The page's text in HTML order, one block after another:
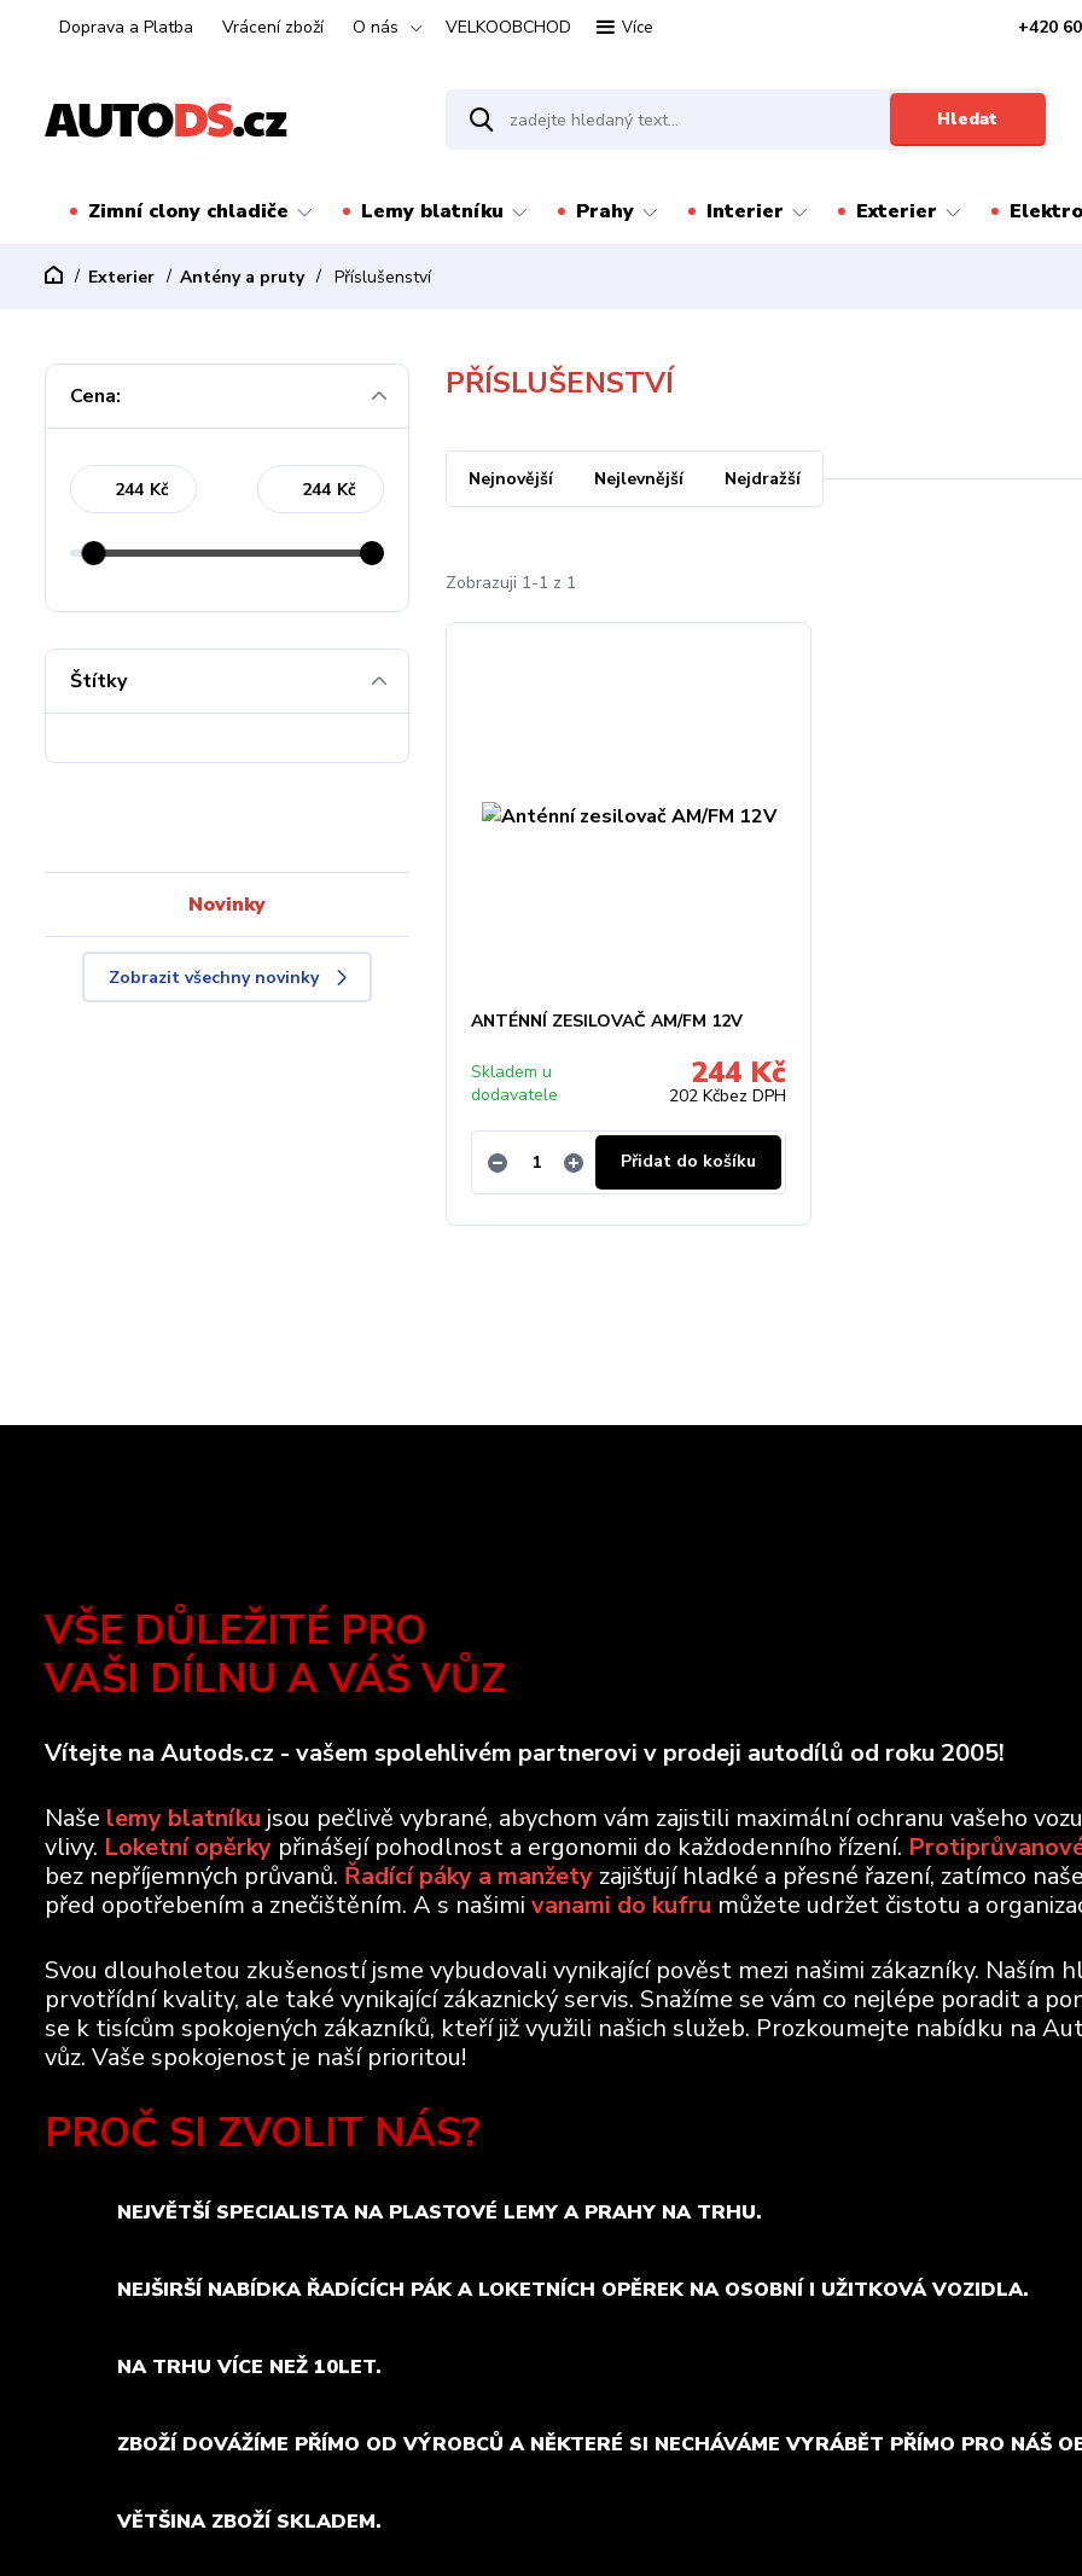
Doprava a Platba Vrácení zboží O nás VELKOOBCHOD Více
Hledat
+420
Zimní clony chladiče Lemy blatníku Prahy Interier Exterier Elektro
Exterier Antény a pruty Příslušenství
PŘÍSLUŠENSTVÍ
Nejnovější Nejlevnější Nejdražší
Zobrazuji 1-1 z 1
ANTÉNNÍ ZESILOVAČ AM/FM 12V
244 Kč
202 Kčbez DPH
Skladem u
dodavatele
Přidat do košíku
Cena:
Kč Kč
Štítky
Novinky
Zobrazit všechny novinky
VŠE DŮLEŽITÉ PRO
VAŠI DÍLNU A VÁŠ VŮZ
Vítejte na Autods.cz - vašem spolehlivém partnerovi v prodeji autodílů od roku 2005!
Naše lemy blatníku jsou pečlivě vybrané, abychom vám zajistili maximální ochranu vašeho
vlivy. Loketní opěrky přinášejí pohodlnost a ergonomii do každodenního řízení.
bez nepříjemných průvanů. Řadící páky a manžety zajišťují hladké a přesné řazení, zatímco
před opotřebením a znečištěním. A s našimi vanami do kufru můžete udržet čistotu a
Svou dlouholetou zkušeností jsme vybudovali vynikající pověst mezi našimi zákazníky. Naším
prvotřídní kvality, ale také vynikající zákaznický servis. Snažíme se vám co nejlépe poradit a
se k tisícům spokojených zákazníků, kteří již využili našich služeb. Prozkoumejte nabídku na
vůz. Vaše spokojenost je naší prioritou!
PROČ SI ZVOLIT NÁS?
NEJVĚTŠÍ SPECIALISTA NA PLASTOVÉ LEMY A PRAHY NA TRHU.
NEJŠIRŠÍ NABÍDKA ŘADÍCÍCH PÁK A LOKETNÍCH OPĚREK NA OSOBNÍ I UŽITKOVÁ VOZIDLA.
NA TRHU VÍCE NEŽ 10LET.
ZBOŽÍ DOVÁŽÍME PŘÍMO OD VÝROBCŮ A NĚKTERÉ SI NECHÁVÁME VYRÁBĚT PŘÍMO PRO NÁŠ
VĚTŠINA ZBOŽÍ SKLADEM.